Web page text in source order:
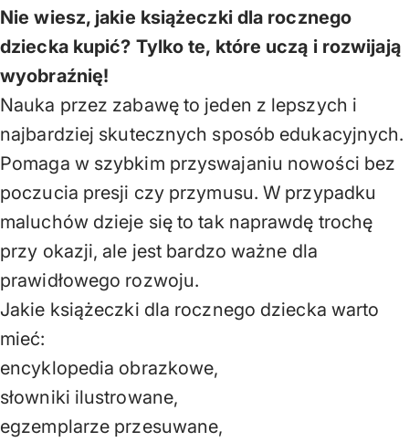
Nie wiesz, jakie książeczki dla rocznego
dziecka kupić? Tylko te, które uczą i rozwijają
wyobraźnię!
Nauka przez zabawę to jeden z lepszych i
najbardziej skutecznych sposób edukacyjnych.
Pomaga w szybkim przyswajaniu nowości bez
poczucia presji czy przymusu. W przypadku
maluchów dzieje się to tak naprawdę trochę
przy okazji, ale jest bardzo ważne dla
prawidłowego rozwoju.
Jakie książeczki dla rocznego dziecka warto
mieć:
encyklopedia obrazkowe,
słowniki ilustrowane,
egzemplarze przesuwane,